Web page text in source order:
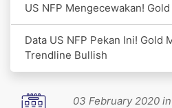
US NFP Mengecewakan!
Data US NFP Pekan Ini! Gold
Trendline Bullish
03 February 2020